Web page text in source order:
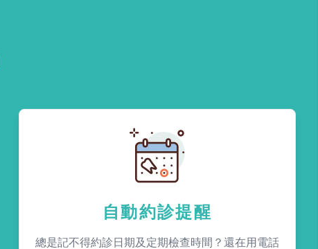
自動約診提醒
總是記不得約診日期及定期檢查時間？還在用電話